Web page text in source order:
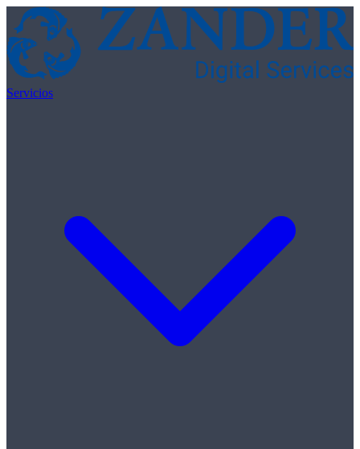
Skip to content
Servicios